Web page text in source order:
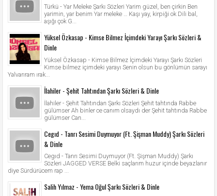
Türkü - Yar Meleke Şarkı Sözleri Yarim güzel, ben çirkin Ben
yarimin, yar benim Yar meleke … Kaşı yay, kirpiği ok Dili bal,
aşığı çok G...
Yüksel Özkasap - Kimse Bilmez İçimdeki Yarayı Şarkı Sözleri &
Dinle
Yüksel Özkasap - Kimse Bilmez İçimdeki Yarayı Şarkı Sözleri
Kimse bilmez içimdeki yarayı Senin olsun bu gönlümün sarayı
Yalvarıram ırak...
İlahiler - Şehit Tahtından Şarkı Sözleri & Dinle
İlahiler - Şehit Tahtından Şarkı Sözleri Şehit tahtında Rabbe
gülümser Ah binler ce canım olsaydı der Şehit tahtında Rabbe
gülümser Can...
Cegıd - Tanrı Sesimi Duymuyor (Ft. Şişman Muddy) Şarkı Sözleri
& Dinle
Cegıd - Tanrı Sesimi Duymuyor (Ft. Şişman Muddy) Şarkı
Sözleri JAGGED VERSE Belki saçlarım huzur içinde beyazlanır
diye Sürdürücem rap ...
Salih Yılmaz - Yema Oğul Şarkı Sözleri & Dinle